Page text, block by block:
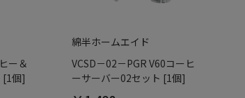
ー＆
[1個]
綿半ホームエイド
VCSD－02－PGR V60コーヒ
ーサーバー02セット [1個]